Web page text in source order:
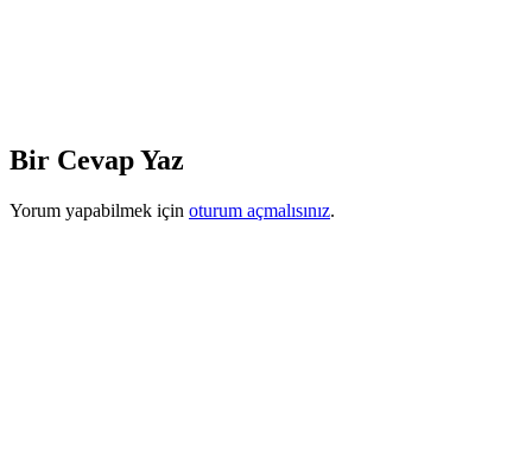
Bir Cevap Yaz
Yorum yapabilmek için oturum açmalısınız.